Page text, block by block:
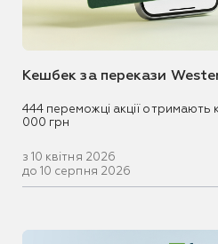
Кешбек за перекази
444 переможці акції
000 грн
з 10 квітня 2026
до 10 серпня 2026